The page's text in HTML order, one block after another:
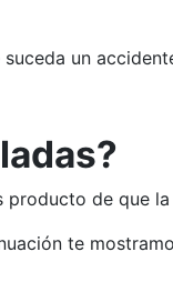
un
de que
te